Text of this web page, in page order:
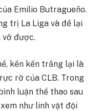
Emilio Butragueño.
trị La Liga và để lại
vỡ được.
kền kền trắng lại là
rỡ của CLB. Trong
luận thể thao sau
như linh vật đội